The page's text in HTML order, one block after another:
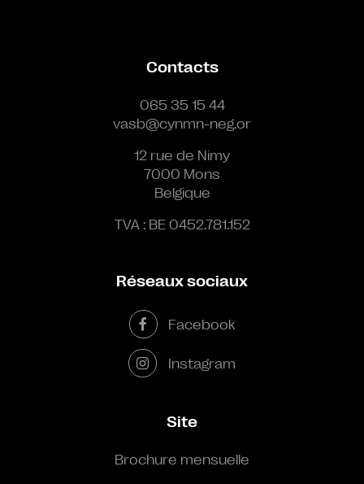
Contacts
065 35 15 44
vasb@cynmn-neg.or
12 rue de Nimy
7000 Mons
Belgique
TVA : BE 0452.781.152
Réseaux sociaux
Facebook
Instagram
Site
Brochure mensuelle